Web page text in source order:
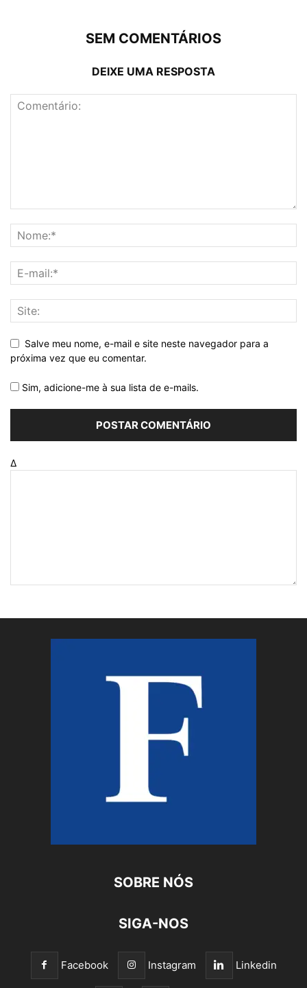
SEM COMENTÁRIOS
DEIXE UMA RESPOSTA
Salve meu nome, e-mail e site neste navegador para a
próxima vez que eu comentar.
Sim, adicione-me à sua lista de e-mails.
Δ
SOBRE NÓS
SIGA-NOS
Facebook Instagram Linkedin